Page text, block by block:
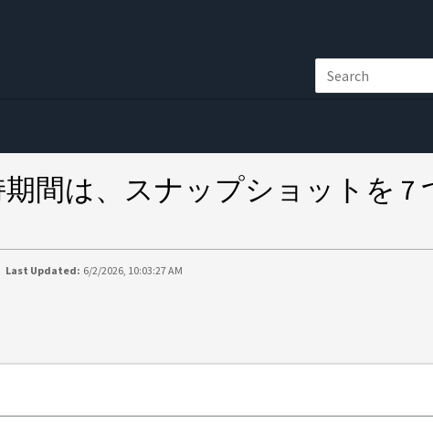
間は、スナップショットを 7
Last Updated: 6/2/2026, 10:03:27 AM